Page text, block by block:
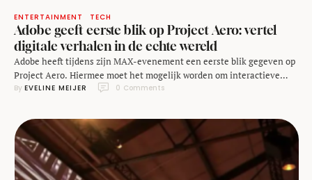
ENTERTAINMENT TECH
Adobe geeft eerste blik op Project Aero: vertel
digitale verhalen in de echte wereld
Adobe heeft tijdens zijn MAX-evenement een eerste blik gegeven op
Project Aero. Hiermee moet het mogelijk worden om interactieve
verhalen met digitale content in de echte wereld te vertellen, aan de
blijkt dat je eerst digitale content kunt maken in diverse
programma's van Adobe, die …
By EVELINE MEIJER 0 Comments